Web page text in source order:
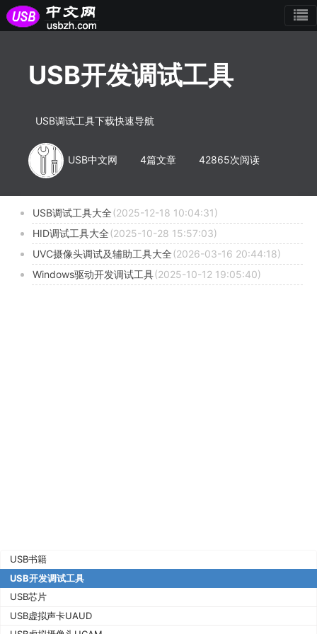
USB开发调试工具
USB调试工具下载快速导航
USB中文网 4篇文章 42865次阅读
USB调试工具大全(2025-12-18 10:04:31)
HID调试工具大全(2025-10-28 15:57:03)
UVC摄像头调试及辅助工具大全(2026-03-16 20:44:18)
Windows驱动开发调试工具(2025-10-12 19:05:40)
USB书籍
USB开发调试工具
USB芯片
USB虚拟声卡UAUD